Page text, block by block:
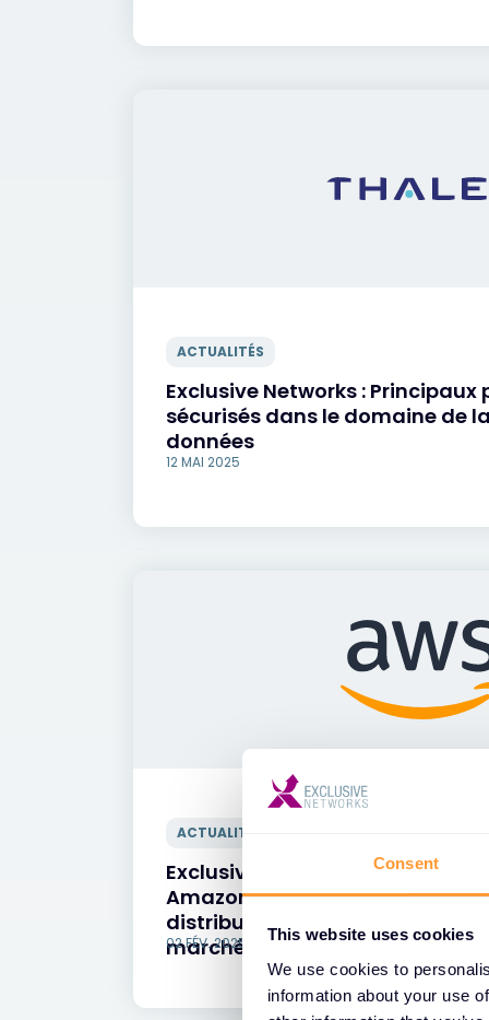
Consent
This website uses cookies
We use cookies to
information about your use
ACTUALITÉS
Exclusive Networks :
sécurisés dans le domaine de
données
12 MAI 2025
ACTUALITÉS
Exclusive Networks signe deux
Amazon Web Services pour
distribution dans le nuage et sa
marché.
02 FÉV. 2025